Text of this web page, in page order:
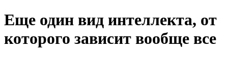
Еще один вид интеллекта, от
которого зависит вообще все